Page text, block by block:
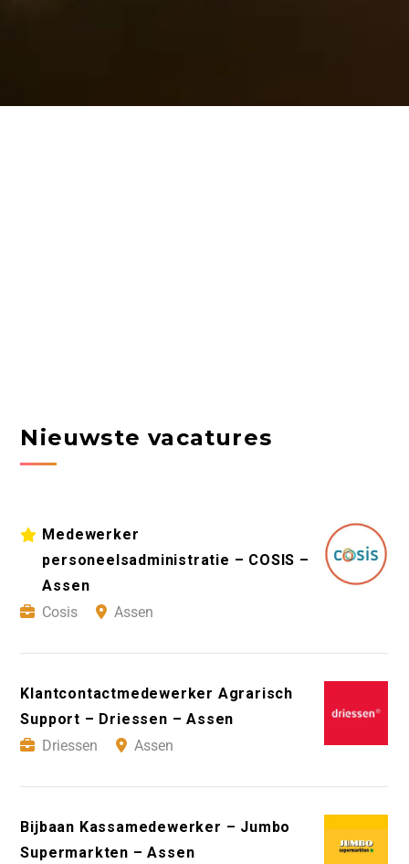
Nieuwste vacatures
Medewerker
personeelsadministratie – COSIS –
Assen
Cosis
Assen
Klantcontactmedewerker Agrarisch
Support – Driessen – Assen
Driessen
Assen
Bijbaan Kassamedewerker – Jumbo
Supermarkten – Assen